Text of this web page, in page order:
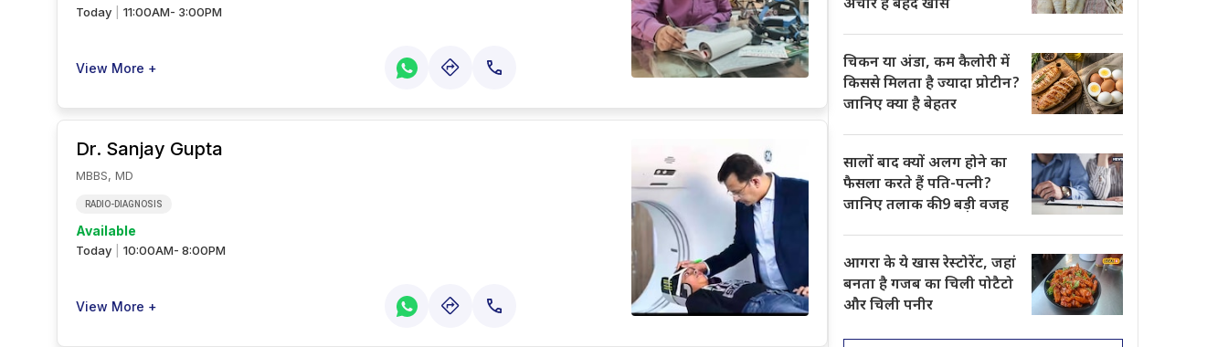
Today 11:00AM- 3:00PM
View More +
Dr. Sanjay Gupta
MBBS, MD
RADIO-DIAGNOSIS
Available
Today 10:00AM- 8:00PM
View More +
अचार है बेहद खास
चिकन या अंडा, कम कैलोरी में
किससे मिलता है ज्यादा प्रोटीन?
जानिए क्या है बेहतर
सालों बाद क्यों अलग होने का
फैसला करते हैं पति-पत्नी?
जानिए तलाक की 9 बड़ी वजह
आगरा के ये खास रेस्टोरेंट, जहां
बनता है गजब का चिली पोटैटो
और चिली पनीर